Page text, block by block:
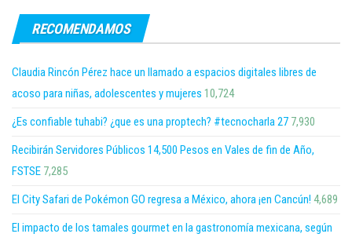
RECOMENDAMOS
Claudia Rincón Pérez hace un llamado a espacios digitales libres de
acoso para niñas, adolescentes y mujeres 10,724
¿Es confiable tuhabi? ¿que es una proptech? #tecnocharla 27 7,930
Recibirán Servidores Públicos 14,500 Pesos en Vales de fin de Año,
FSTSE 7,285
El City Safari de Pokémon GO regresa a México, ahora ¡en Cancún! 4,689
El impacto de los tamales gourmet en la gastronomía mexicana, según